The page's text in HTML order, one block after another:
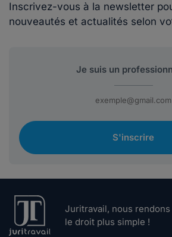
Inscrivez-vous à la newsletter
nouveautés et actualités selon
S'inscrire
Juritravail, nous rendons
le droit plus simple !